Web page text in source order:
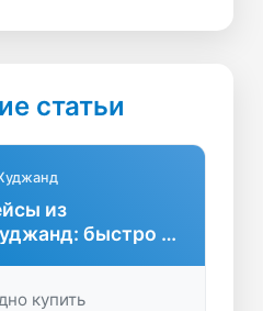
статьи
из
быстро и
купить